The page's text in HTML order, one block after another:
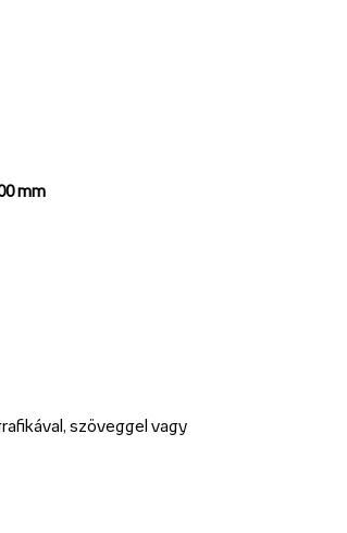
mm
szöveggel vagy